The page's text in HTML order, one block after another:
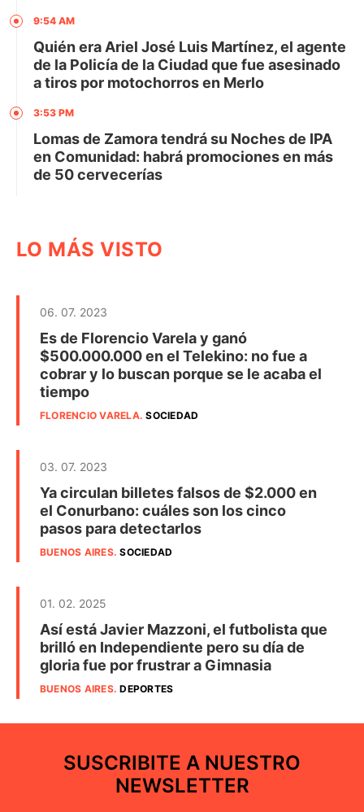
9:54 AM
Quién era Ariel José Luis Martínez, el agente
de la Policía de la Ciudad que fue asesinado
a tiros por motochorros en Merlo
3:53 PM
Lomas de Zamora tendrá su Noches de IPA
en Comunidad: habrá promociones en más
de 50 cervecerías
LO MÁS VISTO
06. 07. 2023
Es de Florencio Varela y ganó
$500.000.000 en el Telekino: no fue a
cobrar y lo buscan porque se le acaba el
tiempo
FLORENCIO VARELA.SOCIEDAD
03. 07. 2023
Ya circulan billetes falsos de $2.000 en
el Conurbano: cuáles son los cinco
pasos para detectarlos
BUENOS AIRES.SOCIEDAD
01. 02. 2025
Así está Javier Mazzoni, el futbolista que
brilló en Independiente pero su día de
gloria fue por frustrar a Gimnasia
BUENOS AIRES.DEPORTES
SUSCRIBITE A NUESTRO
NEWSLETTER